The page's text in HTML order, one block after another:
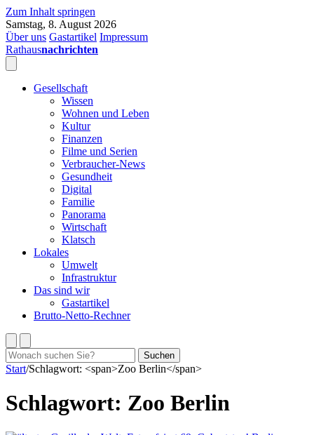
Zum Inhalt springen
Samstag, 8. August 2026
Über uns Gastartikel Impressum
Rathausnachrichten
Gesellschaft
Wissen
Wohnen und Leben
Kultur
Finanzen
Filme und Serien
Verbraucher-News
Gesundheit
Digital
Familie
Panorama
Wirtschaft
Klatsch
Lokales
Umwelt
Infrastruktur
Das sind wir
Gastartikel
Brutto-Netto-Rechner
Suchen
nach:
Suchen
Start/Schlagwort: <span>Zoo Berlin</span>
Schlagwort: Zoo Berlin